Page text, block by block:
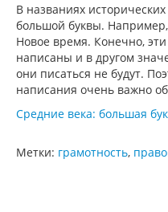
В названиях
большой буквы.
Новое время. Конечно,
написаны и в другом
они писаться не будут.
написания очень важно
Средние века: большая
Метки: грамотность,